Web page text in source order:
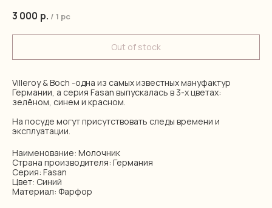
3 000 р. / 1 pc
Out of stock
Villeroy & Boch -одна из самых известных мануфактур
Германии, а серия Fasan выпускалась в 3-х цветах:
зелёном, синем и красном.
На посуде могут присутствовать следы времени и
эксплуатации.
Наименование: Молочник
Страна производителя: Германия
Серия: Fasan
Цвет: Синий
Материал: Фарфор